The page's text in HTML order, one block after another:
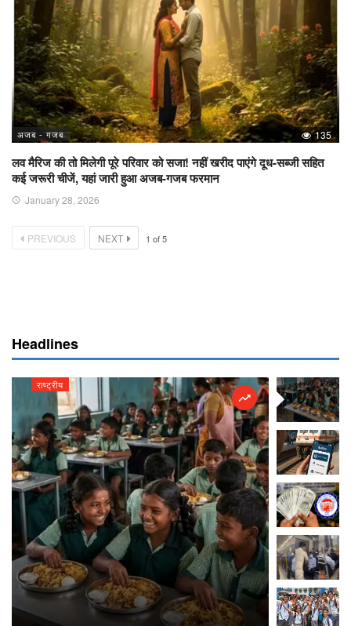
अजब - गजब 135
लव मैरिज की तो मिलेगी पूरे परिवार को सजा! नहीं खरीद पाएंगे दूध-सब्जी सहित
कई जरूरी चीजें, यहां जारी हुआ अजब-गजब फरमान
January 28, 2026
PREVIOUS NEXT 1 of5
Headlines
राष्ट्रीय राष्ट्रीय